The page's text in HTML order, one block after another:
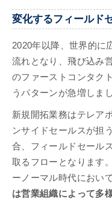
変化するフィールド
2020年以降、世界的に
流れとなり、飛び込み
のファーストコンタク
うパターンが急増しまし
新規開拓業務はテレア
ンサイドセールスが担
合、フィールドセール
取るフローとなります
ーノーマル時代において
は営業組織によって多